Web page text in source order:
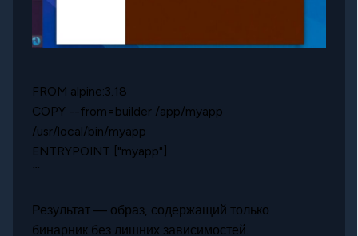
FROM alpine:3.18
COPY --from=builder /app/myapp
/usr/local/bin/myapp
ENTRYPOINT ["myapp"]
```
Результат — образ, содержащий только
бинарник без лишних зависимостей.